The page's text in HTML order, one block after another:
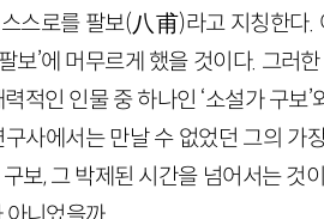
스로를 팔보(八甫)라고 지칭한다.
보’에 머무르게 했을 것이다. 그러
적인 인물 중 하나인 ‘소설가 구보
사에서는 만날 수 없었던 그의 가
보, 그 박제된 시간을 넘어서는 것